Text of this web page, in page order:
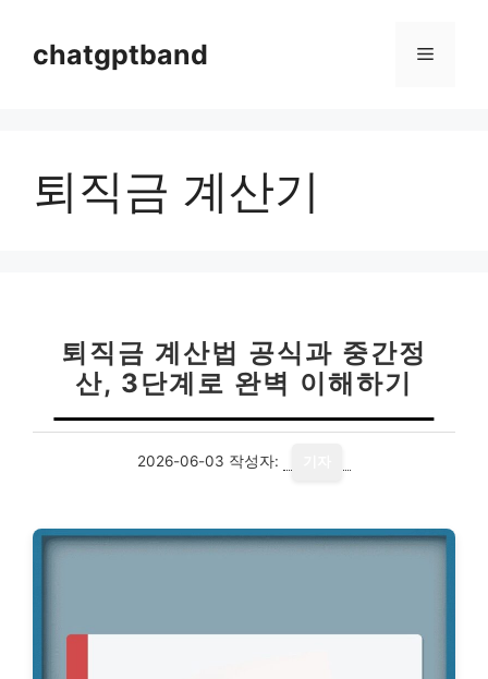
chatgptband 메
퇴직금 계산기
퇴직금 계산법 공식과 중간정
산, 3단계로 완벽 이해하기
2026-06-03 작성자: